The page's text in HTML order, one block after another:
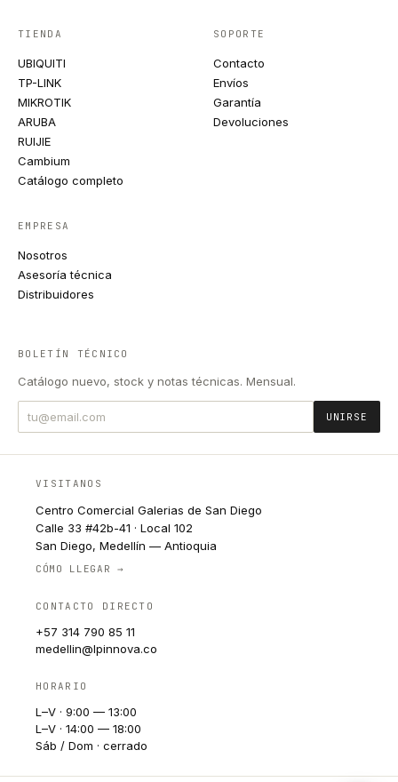
TIENDA
UBIQUITI
TP-LINK
MIKROTIK
ARUBA
RUIJIE
Cambium
Catálogo completo
SOPORTE
Contacto
Envíos
Garantía
Devoluciones
EMPRESA
Nosotros
Asesoría técnica
Distribuidores
BOLETÍN TÉCNICO
Catálogo nuevo, stock y notas técnicas. Mensual.
UNIRSE
VISITANOS
Centro Comercial Galerias de San Diego
Calle 33 #42b-41 · Local 102
San Diego, Medellín — Antioquia
CÓMO LLEGAR →
CONTACTO DIRECTO
+57 314 790 85 11
medellin@lpinnova.co
HORARIO
L–V · 9:00 — 13:00
L–V · 14:00 — 18:00
Sáb / Dom · cerrado